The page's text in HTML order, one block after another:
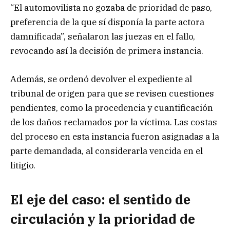
“El automovilista no gozaba de prioridad de paso,
preferencia de la que sí disponía la parte actora
damnificada”, señalaron las juezas en el fallo,
revocando así la decisión de primera instancia.
Además, se ordenó devolver el expediente al
tribunal de origen para que se revisen cuestiones
pendientes, como la procedencia y cuantificación
de los daños reclamados por la víctima. Las costas
del proceso en esta instancia fueron asignadas a la
parte demandada, al considerarla vencida en el
litigio.
El eje del caso: el sentido de
circulación y la prioridad de